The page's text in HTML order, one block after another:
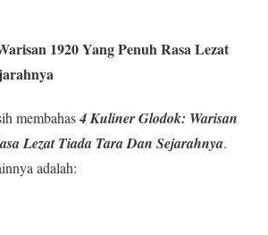
1920 Yang Penuh Rasa Lezat
membahas4 Kuliner Glodok: Warisan
Lezat Tiada Tara Dan Sejarahnya.
adalah: